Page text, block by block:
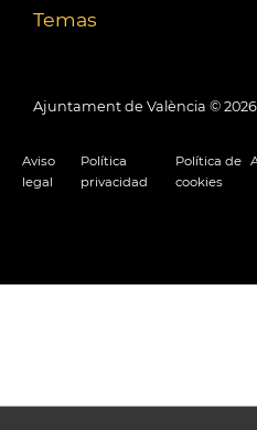
Temas
Ajuntament de València © 2026
Aviso
legal
Política
privacidad
Política de
cookies